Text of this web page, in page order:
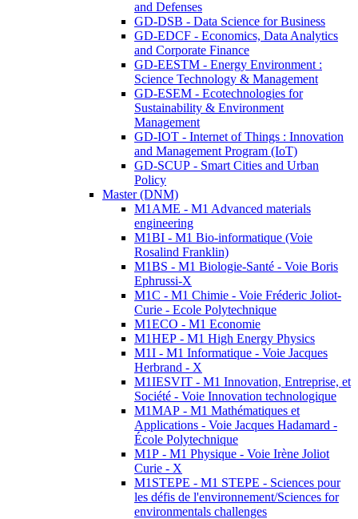
and Defenses
GD-DSB - Data Science for Business
GD-EDCF - Economics, Data Analytics
and Corporate Finance
GD-EESTM - Energy Environment :
Science Technology & Management
GD-ESEM - Ecotechnologies for
Sustainability & Environment
Management
GD-IOT - Internet of Things : Innovation
and Management Program (IoT)
GD-SCUP - Smart Cities and Urban
Policy
Master (DNM)
M1AME - M1 Advanced materials
engineering
M1BI - M1 Bio-informatique (Voie
Rosalind Franklin)
M1BS - M1 Biologie-Santé - Voie Boris
Ephrussi-X
M1C - M1 Chimie - Voie Fréderic Joliot-
Curie - Ecole Polytechnique
M1ECO - M1 Economie
M1HEP - M1 High Energy Physics
M1I - M1 Informatique - Voie Jacques
Herbrand - X
M1IESVIT - M1 Innovation, Entreprise, et
Société - Voie Innovation technologique
M1MAP - M1 Mathématiques et
Applications - Voie Jacques Hadamard -
École Polytechnique
M1P - M1 Physique - Voie Irène Joliot
Curie - X
M1STEPE - M1 STEPE - Sciences pour
les défis de l'environnement/Sciences for
environmentals challenges